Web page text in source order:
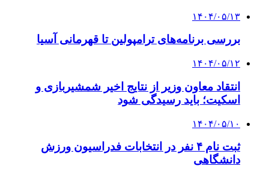
۱۴۰۴/۰۵/۱۳
بررسی برنامه‌های ترامپولین تا قهرمانی آسیا
۱۴۰۴/۰۵/۱۲
انتقاد معاون وزیر از نتایج اخیر شمشیربازی و
اسکیت؛ باید رسیدگی شود
۱۴۰۴/۰۵/۱۰
ثبت نام ۴ نفر در انتخابات فدراسیون ورزش
دانشگاهی